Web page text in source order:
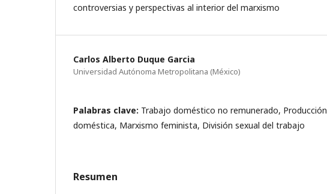
controversias y perspectivas al interior del marxismo
Carlos Alberto Duque Garcia
Universidad Autónoma Metropolitana (México)
Palabras clave: Trabajo doméstico no remunerado, Producción
doméstica, Marxismo feminista, División sexual del trabajo
Resumen